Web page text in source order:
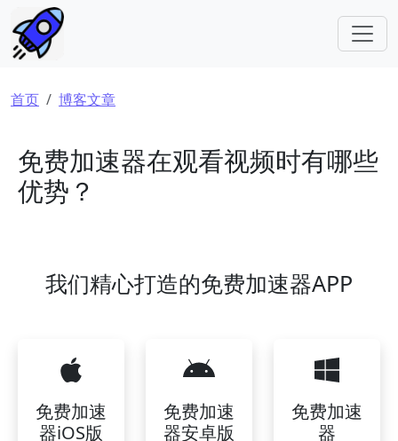
跳转到主要内容
面包屑
首页 博客文章
免费加速器在观看视频时有哪些
优势？
我们精心打造的免费加速器APP
免费加速
器iOS版
免费加速
器安卓版
免费加速
器